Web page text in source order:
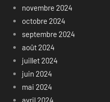
novembre 2024
octobre 2024
septembre 2024
août 2024
juillet 2024
juin 2024
mai 2024
avril 2024